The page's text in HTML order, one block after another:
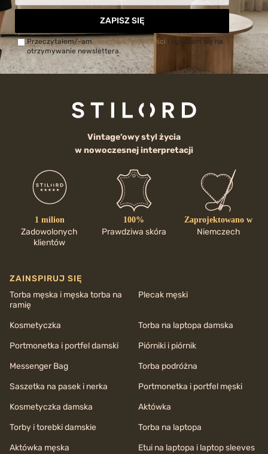
ZAPISZ SIĘ
Przeczytałem/-amPolitykę prywatności i zgadzam się na
otrzymywanie newslettera.
Vintage’owy styl życia
w nowoczesnej interpretacji
1 milion
Zadowolonych
klientów
100%
Prawdziwa skóra
Zaprojektowano w
Niemczech
ZAINSPIRUJ SIĘ
Torba męska i męska torba na
ramię
Plecak męski
Kosmetyczka
Torba na laptopa damska
Portmonetka i portfel damski
Piórniki i piórnik
Messenger Bag
Torba podróżna
Saszetka na pasek i nerka
Portmonetka i portfel męski
Kosmetyczka damska
Aktówka
Torby i torebki damskie
Torba na laptopa
Aktówka męska
Etui na laptopa i laptop sleeves